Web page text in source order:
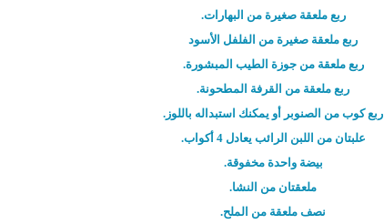
ربع ملعقة صغيرة من البهارات.
ربع ملعقة صغيرة من الفلفل الأسود
ربع ملعقة من جوزة الطيب المبشورة.
ربع ملعقة من القرفة المطحونة.
ربع كوب من الصنوبر أو يمكنك استبداله باللوز.
علبتان من اللبن الرائب يعادل 4 أكواب.
بيضة واحدة مخفوقة.
ملعقتان من النشا.
نصف ملعقة من الملح.